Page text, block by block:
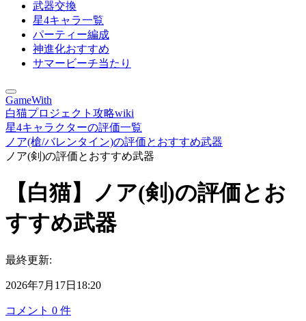
武器交換
星4キャラ一覧
パーティー編成
神進化おすすめ
サマービーチ当たり
GameWith
白猫プロジェクト攻略wiki
星4キャラクターの評価一覧
ノア(槍/バレンタイン)の評価とおすすめ武器
ノア(剣)の評価とおすすめ武器
【白猫】ノア(剣)の評価とお
すすめ武器
最終更新:
2026年7月17日18:20
コメント 0 件